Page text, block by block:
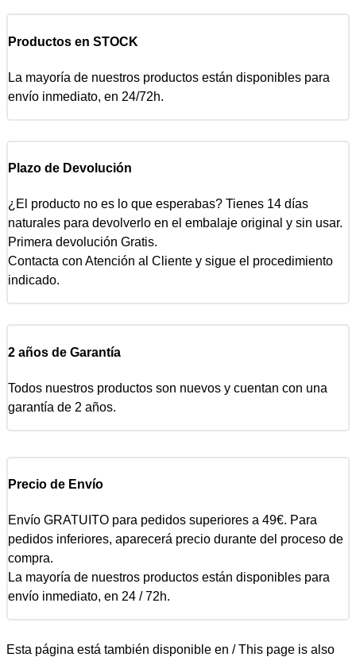
Productos en STOCK
La mayoría de nuestros productos están disponibles para
envío inmediato, en 24/72h.
Plazo de Devolución
¿El producto no es lo que esperabas? Tienes 14 días
naturales para devolverlo en el embalaje original y sin usar.
Primera devolución Gratis.
Contacta con Atención al Cliente y sigue el procedimiento
indicado.
2 años de Garantía
Todos nuestros productos son nuevos y cuentan con una
garantía de 2 años.
Precio de Envío
Envío GRATUITO para pedidos superiores a 49€. Para
pedidos inferiores, aparecerá precio durante del proceso de
compra.
La mayoría de nuestros productos están disponibles para
envío inmediato, en 24 / 72h.
Esta página está también disponible en / This page is also